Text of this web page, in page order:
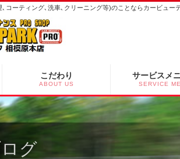
コーティング､洗車､クリーニング等)のことならカービュー
こだわり
ABOUT US
サービスメ
SERVICE
グ